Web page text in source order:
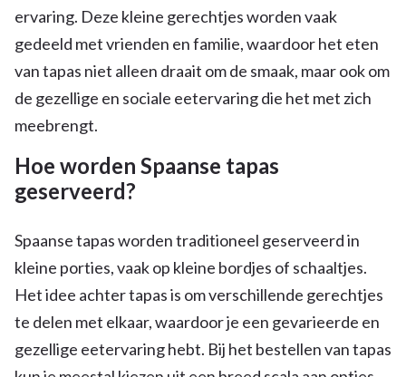
ervaring. Deze kleine gerechtjes worden vaak
gedeeld met vrienden en familie, waardoor het eten
van tapas niet alleen draait om de smaak, maar ook om
de gezellige en sociale eetervaring die het met zich
meebrengt.
Hoe worden Spaanse tapas
geserveerd?
Spaanse tapas worden traditioneel geserveerd in
kleine porties, vaak op kleine bordjes of schaaltjes.
Het idee achter tapas is om verschillende gerechtjes
te delen met elkaar, waardoor je een gevarieerde en
gezellige eetervaring hebt. Bij het bestellen van tapas